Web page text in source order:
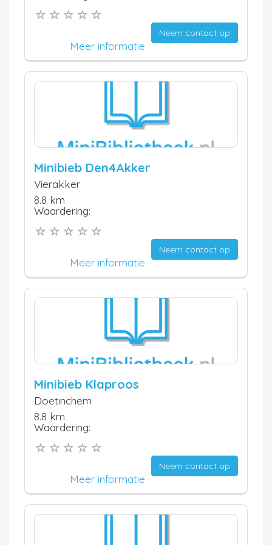
Neem contact op
Meer informatie
Minibieb Den4Akker
Vierakker
8.8 km
Waardering:
Neem contact op
Meer informatie
Minibieb Klaproos
Doetinchem
8.8 km
Waardering:
Neem contact op
Meer informatie